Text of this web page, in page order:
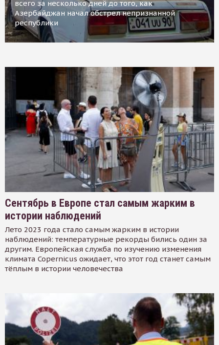
всего за несколько дней до того, как
Азербайджан начал обстрел непризнанной
республики
Сентябрь в Европе стал самым жарким в
истории наблюдений
Лето 2023 года стало самым жарким в истории
наблюдений: температурные рекорды бились один за
другим. Европейская служба по изучению изменения
климата Copernicus ожидает, что этот год станет самым
тёплым в истории человечества